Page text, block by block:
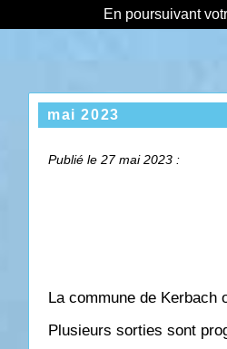
En poursuivant
mai 2023
Publié le 27 mai 2023 :
La commune de Kerbach
Plusieurs sorties sont